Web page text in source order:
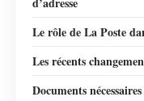
Le rôle de La Poste
Les récents
Documents